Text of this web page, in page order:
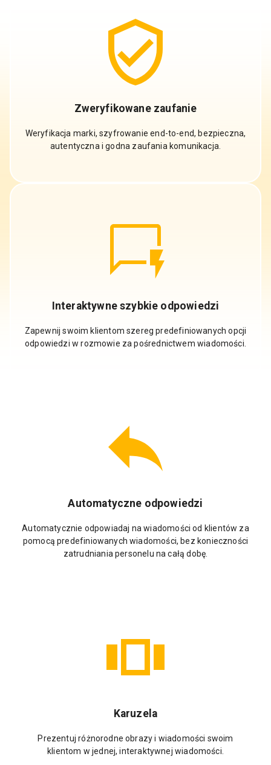
Zweryfikowane zaufanie
Weryfikacja marki, szyfrowanie end-to-end, bezpieczna,
autentyczna i godna zaufania komunikacja.
Interaktywne szybkie odpowiedzi
Zapewnij swoim klientom szereg predefiniowanych opcji
odpowiedzi w rozmowie za pośrednictwem wiadomości.
Automatyczne odpowiedzi
Automatycznie odpowiadaj na wiadomości od klientów za
pomocą predefiniowanych wiadomości, bez konieczności
zatrudniania personelu na całą dobę.
Karuzela
Prezentuj różnorodne obrazy i wiadomości swoim
klientom w jednej, interaktywnej wiadomości.